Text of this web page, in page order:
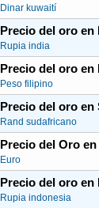
Dinar kuwaití
Precio del oro en
Rupia india
Precio del oro en
Peso filipino
Precio del oro en
Rand sudafricano
Precio del Oro
Euro
Precio del oro en
Rupia indonesia